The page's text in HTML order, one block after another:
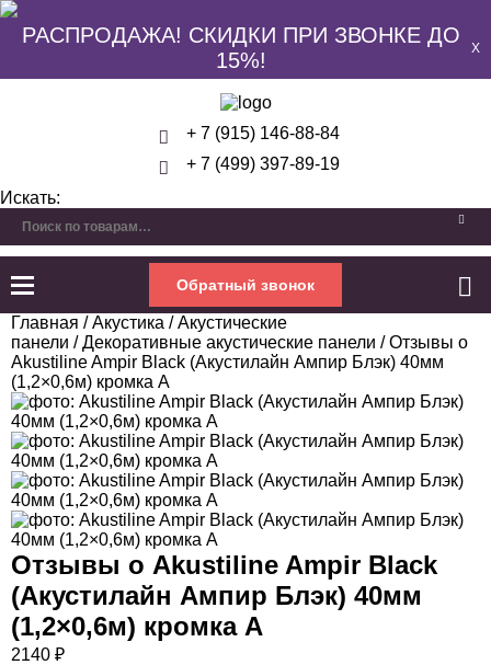
РАСПРОДАЖА! СКИДКИ ПРИ ЗВОНКЕ ДО
15%!
X
+ 7 (915) 146-88-84
+ 7 (499) 397-89-19
Искать:
Обратный звонок
Главная /Акустика /Акустические
панели /Декоративные акустические панели / Отзывы о
Akustiline Ampir Black (Акустилайн Ампир Блэк) 40мм
(1,2×0,6м) кромка А
Отзывы о Akustiline Ampir Black
(Акустилайн Ампир Блэк) 40мм
(1,2×0,6м) кромка А
2140 ₽